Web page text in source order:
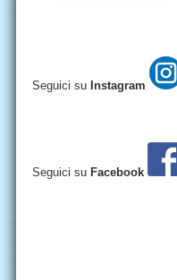
Seguici su Instagram
Seguici su Facebook